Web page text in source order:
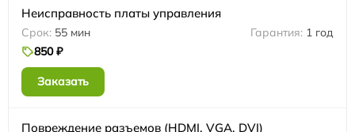
Неисправность платы управления
55 мин
1 год
850 ₽
Заказать
Повреждение разъемов (HDMI, VGA, DVI)